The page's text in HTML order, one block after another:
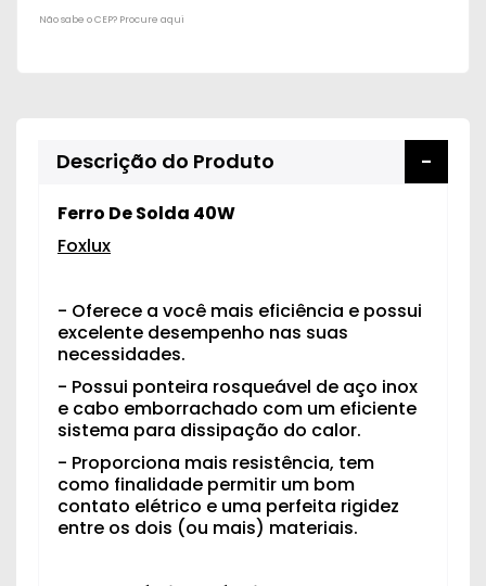
Não sabe o CEP? Procure aqui
Descrição do Produto
Ferro De Solda 40W
Foxlux
- Oferece a você mais eficiência e possui
excelente desempenho nas suas
necessidades.
- Possui ponteira rosqueável de aço inox
e cabo emborrachado com um eficiente
sistema para dissipação do calor.
- Proporciona mais resistência, tem
como finalidade permitir um bom
contato elétrico e uma perfeita rigidez
entre os dois (ou mais) materiais.